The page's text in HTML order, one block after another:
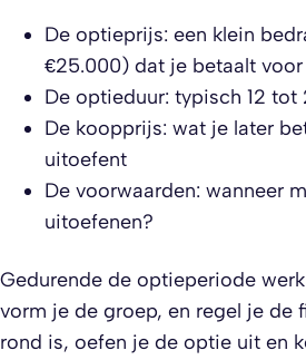
De optieprijs: een klein
€25.000) dat je betaalt
De optieduur: typisch 12 tot
De koopprijs: wat je later
uitoefent
De voorwaarden: wanneer
uitoefenen?
Gedurende de optieperiode
vorm je de groep, en regel je de
rond is, oefen je de optie uit en